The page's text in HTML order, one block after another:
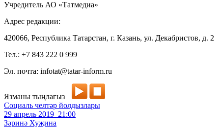
Учредитель АО «Татмедиа»
Адрес редакции:
420066, Республика Татарстан, г. Казань, ул. Декабристов, д. 2
Тел.: +7 843 222 0 999
Эл. почта: infotat@tatar-inform.ru
Язманы тыңлагыз
Социаль челтәр йолдызлары
29 апрель 2019 21:00
Зәринә Хуҗина